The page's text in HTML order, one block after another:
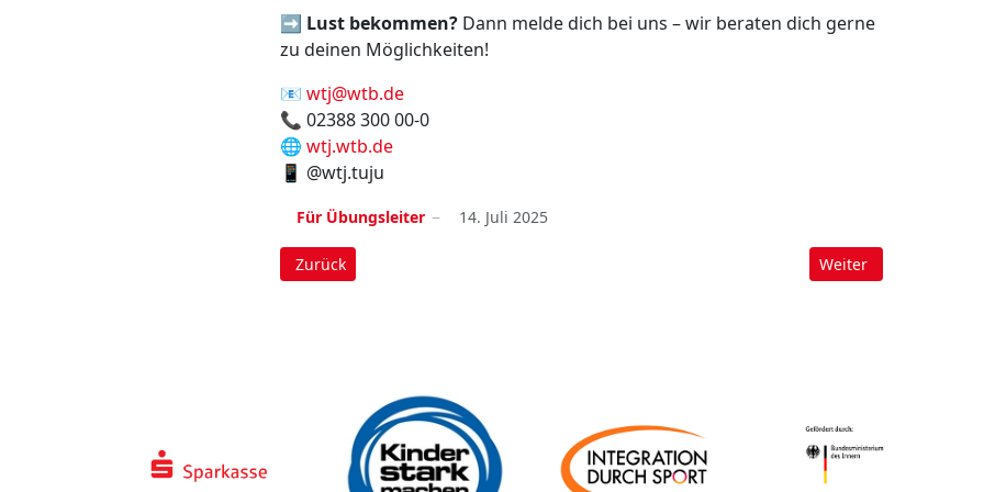
➡ Lust bekommen? Dann melde dich bei uns – wir beraten dich gerne
zu deinen Möglichkeiten!
📧wtj@wtb.de
📞 02388 300 00-0
🌐wtj.wtb.de
📱 @wtj.tuju
Für Übungsleiter 14. Juli 2025
Vorheriger Beitrag: Lehrgänge Kinder-/Jugendturnen 2026
Zurück Nächster Beitrag:
Weiter